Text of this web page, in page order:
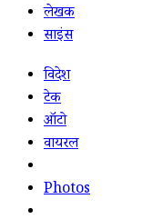
लेखक
साइंस
विदेश
टेक
ऑटो
वायरल
Photos